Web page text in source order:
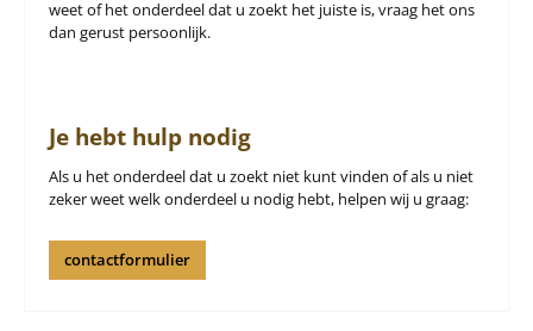
weet of het onderdeel dat u zoekt het juiste is, vraag het ons
dan gerust persoonlijk.
Je hebt hulp nodig
Als u het onderdeel dat u zoekt niet kunt vinden of als u niet
zeker weet welk onderdeel u nodig hebt, helpen wij u graag:
contactformulier